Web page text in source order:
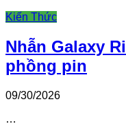
Kiến Thức
Nhẫn Galaxy
phồng pin
09/30/2026
…